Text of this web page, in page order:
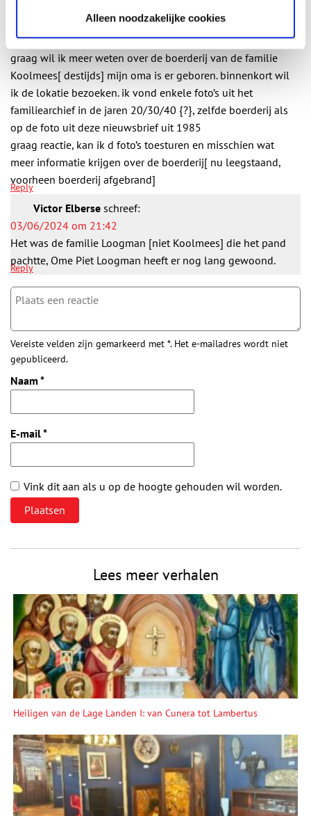
Alleen noodzakelijke cookies
schreef:
25/04/2024 om 07:23
graag wil ik meer weten over de boerderij van de familie
Koolmees[ destijds] mijn oma is er geboren. binnenkort wil
ik de lokatie bezoeken. ik vond enkele foto’s uit het
familiearchief in de jaren 20/30/40 {?}, zelfde boerderij als
op de foto uit deze nieuwsbrief uit 1985
graag reactie, kan ik d foto’s toesturen en misschien wat
meer informatie krijgen over de boerderij[ nu leegstaand,
voorheen boerderij afgebrand]
Reply
Victor Elberse schreef:
03/06/2024 om 21:42
Het was de familie Loogman [niet Koolmees] die het pand
pachtte, Ome Piet Loogman heeft er nog lang gewoond.
Reply
Vereiste velden zijn gemarkeerd met *. Het e-mailadres wordt niet
gepubliceerd.
Naam *
E-mail*
Vink dit aan als u op de hoogte gehouden wil worden.
Lees meer verhalen
Heiligen van de Lage Landen I: van Cunera tot Lambertus